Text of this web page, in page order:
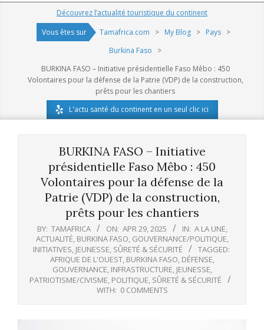
Navigation
Découvrez l’actualité touristique du continent
Vous êtes sur
Tamafrica.com > My Blog > Pays >
Burkina Faso
>
BURKINA FASO – Initiative présidentielle Faso Mêbo : 450
Volontaires pour la défense de la Patrie (VDP) de la construction,
prêts pour les chantiers
L'actu santé du continent en un seul clic ici
BURKINA FASO – Initiative
présidentielle Faso Mêbo : 450
Volontaires pour la défense de la
Patrie (VDP) de la construction,
prêts pour les chantiers
BY: TAMAFRICA ON: APR 29, 2025 IN: A LA UNE,
ACTUALITÉ, BURKINA FASO, GOUVERNANCE/POLITIQUE,
INITIATIVES, JEUNESSE, SÛRETÉ & SÉCURITÉ
TAGGED:
AFRIQUE DE L'OUEST, BURKINA FASO, DÉFENSE,
GOUVERNANCE, INFRASTRUCTURE, JEUNESSE,
PATRIOTISME/CIVISME, POLITIQUE, SÛRETÉ & SÉCURITÉ
WITH: 0 COMMENTS